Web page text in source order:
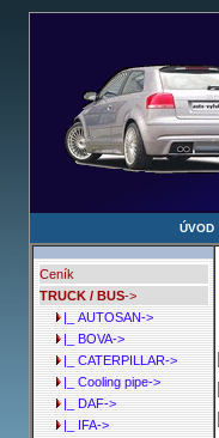
ÚVOD
Ceník
TRUCK / BUS->
|_ AUTOSAN->
|_ BOVA->
|_ CATERPILLAR->
|_ Cooling pipe->
|_ DAF->
|_ IFA->